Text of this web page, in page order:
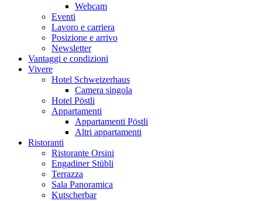
Webcam
Eventi
Lavoro e carriera
Posizione e arrivo
Newsletter
Vantaggi e condizioni
Vivere
Hotel Schweizerhaus
Camera singola
Hotel Pöstli
Appartamenti
Appartamenti Pöstli
Altri appartamenti
Ristoranti
Ristorante Orsini
Engadiner Stübli
Terrazza
Sala Panoramica
Kutscherbar